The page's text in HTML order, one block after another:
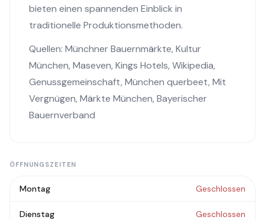
bieten einen spannenden Einblick in
traditionelle Produktionsmethoden.
Quellen: Münchner Bauernmärkte, Kultur
München, Maseven, Kings Hotels, Wikipedia,
Genussgemeinschaft, München querbeet, Mit
Vergnügen, Märkte München, Bayerischer
Bauernverband
ÖFFNUNGSZEITEN
Montag Geschlossen
Dienstag Geschlossen